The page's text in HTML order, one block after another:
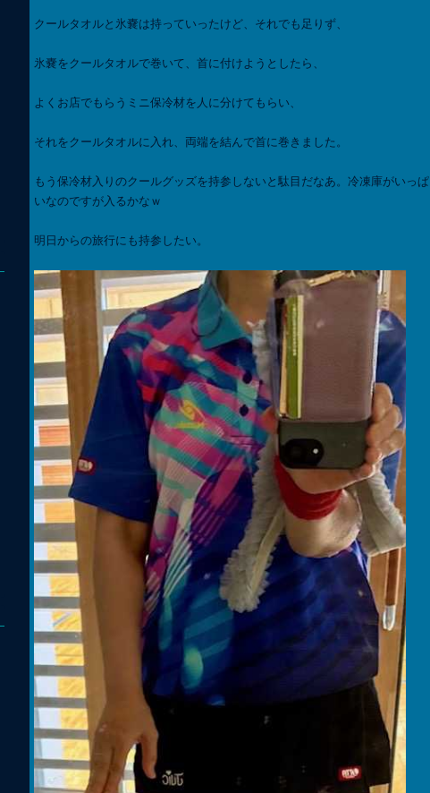
クールタオルと氷嚢は持っていったけど、それでも足りず、
氷嚢をクールタオルで巻いて、首に付けようとしたら、
よくお店でもらうミニ保冷材を人に分けてもらい、
それをクールタオルに入れ、両端を結んで首に巻きました。
もう保冷材入りのクールグッズを持参しないと駄目だなあ。冷凍庫がいっぱ
いなのですが入るかなｗ
明日からの旅行にも持参したい。